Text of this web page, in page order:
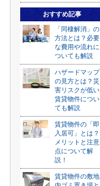
おすすめ記事
「同棲解消」の
方法とは？必要
な費用や流れに
ついても解説
ハザードマップ
の見方とは？災
害リスクが低い
賃貸物件につい
ても解説
賃貸物件の「即
入居可」とは？
メリットと注意
点について解
説！
賃貸物件の敷地